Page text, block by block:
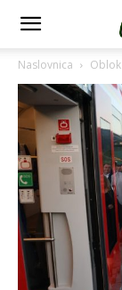
Naslovnica Oblok